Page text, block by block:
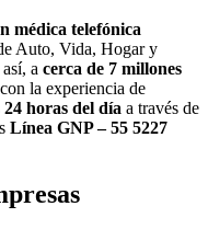
médica telefónica
Auto, Vida, Hogar y
a cerca de 7 millones
la experiencia de
24 horas del día a través de
Línea GNP – 55 5227